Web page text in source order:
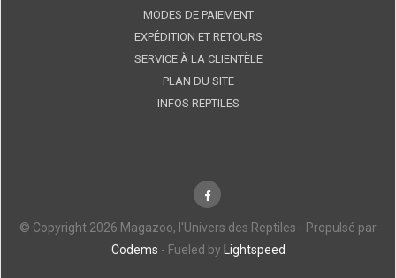
MODES DE PAIEMENT
EXPÉDITION ET RETOURS
SERVICE À LA CLIENTÈLE
PLAN DU SITE
INFOS REPTILES
© Copyright 2026 Magazoo, l'Univers des Reptiles - Propulsé par
Codems - Fueled by Lightspeed